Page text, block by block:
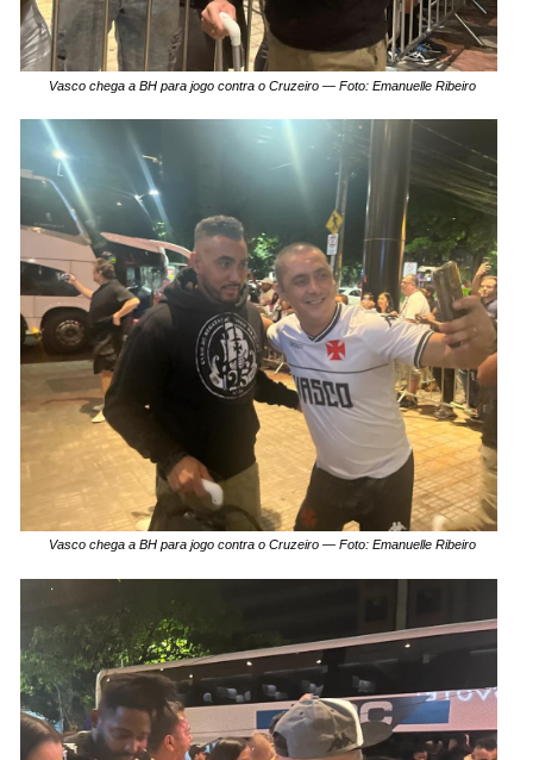
Vasco chega a BH para jogo contra o Cruzeiro — Foto: Emanuelle Ribeiro
Vasco chega a BH para jogo contra o Cruzeiro — Foto: Emanuelle Ribeiro